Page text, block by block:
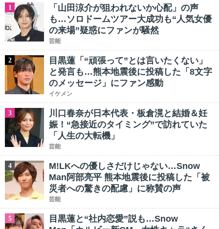
1
「山田涼介が狙われないか心配」の声
も…ソロドームツアー大成功も“人気女優
の来場”疑惑にファンが騒然
芸能
2
目黒蓮「“頑張って”とは言いたくない」
と発言も…熊本地震後に投稿した「8文字
のメッセージ」にファン感動
イケメン
3
川口春奈が日本代表・板倉滉と結婚＆妊
娠！“急接近のタイミング”で訪れていた
「人生の大転機」
芸能
4
M!LKへの優しさだけじゃない…Snow
Man阿部亮平 熊本地震後に投稿した「被
災者への驚きの配慮」に称賛の声
芸能
5
目黒蓮と“社内恋愛”説も…Snow